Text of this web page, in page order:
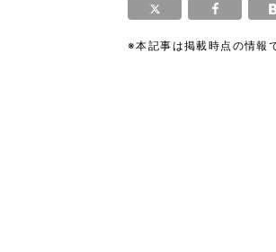
※本記事は掲載時点の情報